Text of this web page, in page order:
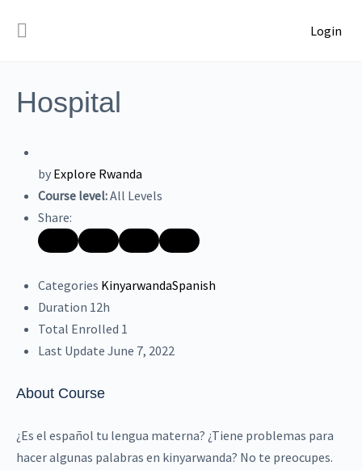
Login
Hospital
by Explore Rwanda
Course level:All Levels
Share:
Categories KinyarwandaSpanish
Duration 12h
Total Enrolled 1
Last Update June 7, 2022
About Course
¿Es el español tu lengua materna? ¿Tiene problemas para
hacer algunas palabras en kinyarwanda? No te preocupes.